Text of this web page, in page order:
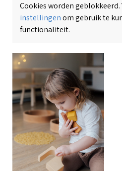
Cookies worden geblokkeerd.
instellingenom gebruik te
functionaliteit.